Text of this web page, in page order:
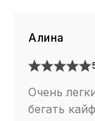
Алина
Очень
бегать кайф